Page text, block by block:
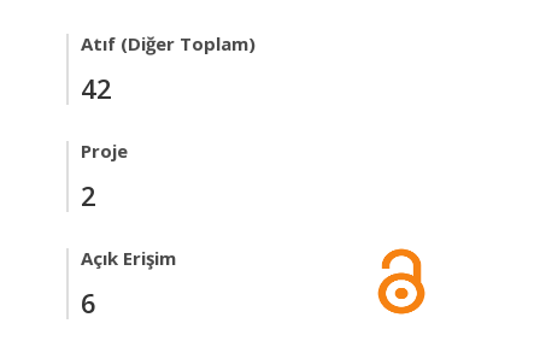
Atıf (Diğer Toplam)
42
Proje
2
Açık Erişim
6